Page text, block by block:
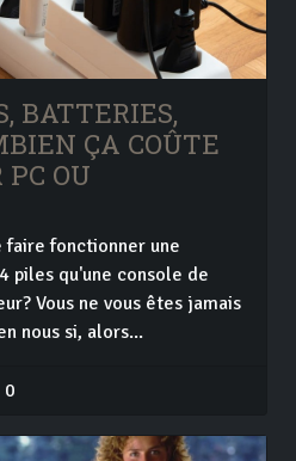
BATTERIES,
ÇA COÛTE
PC OU
fonctionner une
piles qu'une console de
Vous ne vous êtes jamais
nous si, alors...
0